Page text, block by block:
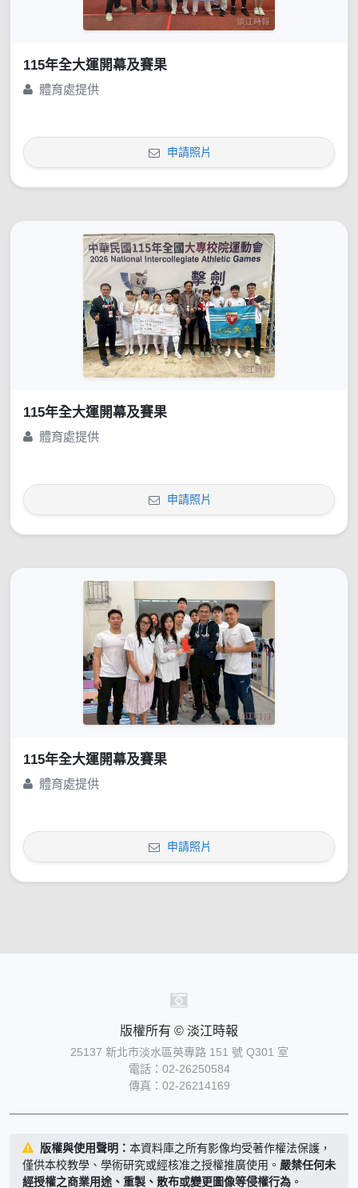
115年全大運開幕及賽果
體育處提供
申請照片
115年全大運開幕及賽果
體育處提供
申請照片
115年全大運開幕及賽果
體育處提供
申請照片
版權所有 © 淡江時報
25137 新北市淡水區英專路 151 號 Q301 室
電話：02-26250584
傳真：02-26214169
版權與使用聲明： 本資料庫之所有影像均受著作權法保護，
僅供本校教學、學術研究或經核准之授權推廣使用。 嚴禁任何未
經授權之商業用途、重製、散布或變更圖像等侵權行為 。